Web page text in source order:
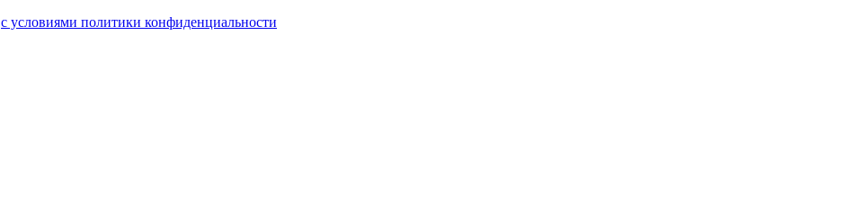
c условиями политики конфиденциальности